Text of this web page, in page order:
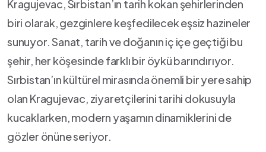
Kragujevac, Sırbistan’ın tarih kokan şehirlerinden
biri olarak, ⁤gezginlere keşfedilecek⁣ eşsiz hazineler
‌sunuyor. Sanat, tarih ve⁢ doğanın ‍iç içe geçtiği⁢ bu
şehir, her köşesinde farklı bir öykü⁢ barındırıyor.
Sırbistan’ın kültürel mirasında⁤ önemli bir yere sahip
olan Kragujevac, ziyaretçilerini tarihi dokusuyla
kucaklarken, modern ⁢yaşamın ⁢dinamiklerini de
gözler önüne seriyor.